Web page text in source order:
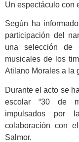
Un espectáculo con
Según ha
participación del
una selección de
musicales de los
Atilano Morales a la
Durante el acto se
escolar “30 de
impulsados por
colaboración con
Salmor.